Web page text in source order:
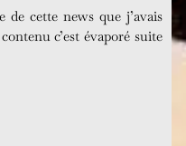
cette news que j’avais
c’est évaporé suite